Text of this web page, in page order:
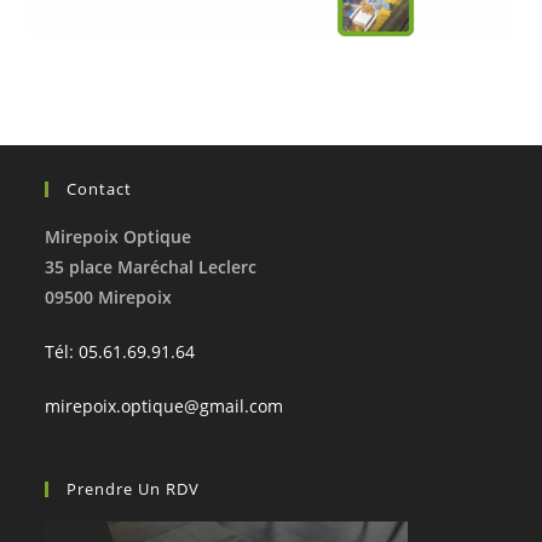
Contact
Mirepoix Optique
35 place Maréchal Leclerc
09500 Mirepoix
Tél: 05.61.69.91.64
mirepoix.optique@gmail.com
Prendre Un RDV